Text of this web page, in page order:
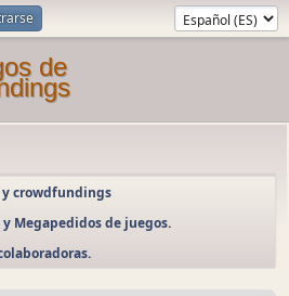
y crowdfundings
Megapedidos de juegos.